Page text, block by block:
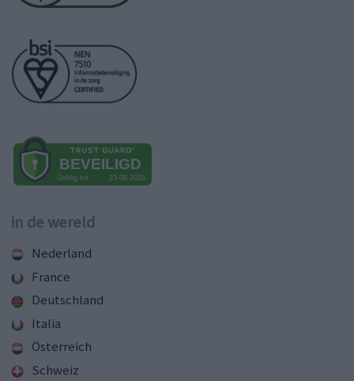
in de wereld
Nederland
France
Deutschland
Italia
Österreich
Schweiz